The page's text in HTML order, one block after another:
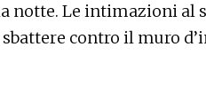
notte. Le intimazioni al
sbattere contro il muro